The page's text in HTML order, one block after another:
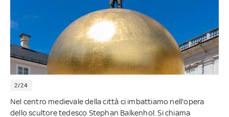
2/24
Nel centro medievale della città ci imbattiamo nell'opera
dello scultore tedesco Stephan Balkenhol. Si chiama